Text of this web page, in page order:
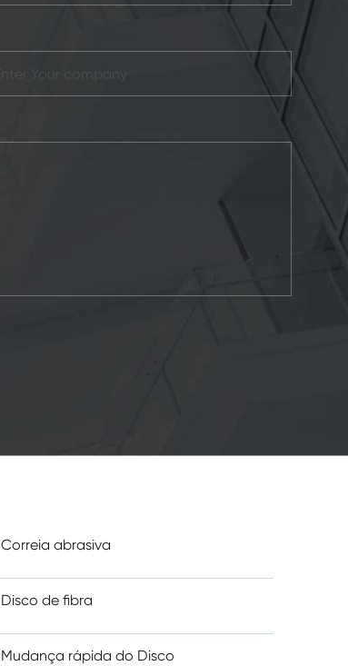
Correia abrasiva
Disco de fibra
Mudança rápida do Disco